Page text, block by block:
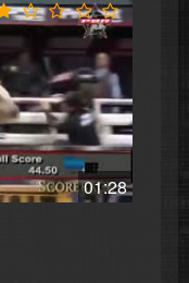
01:28